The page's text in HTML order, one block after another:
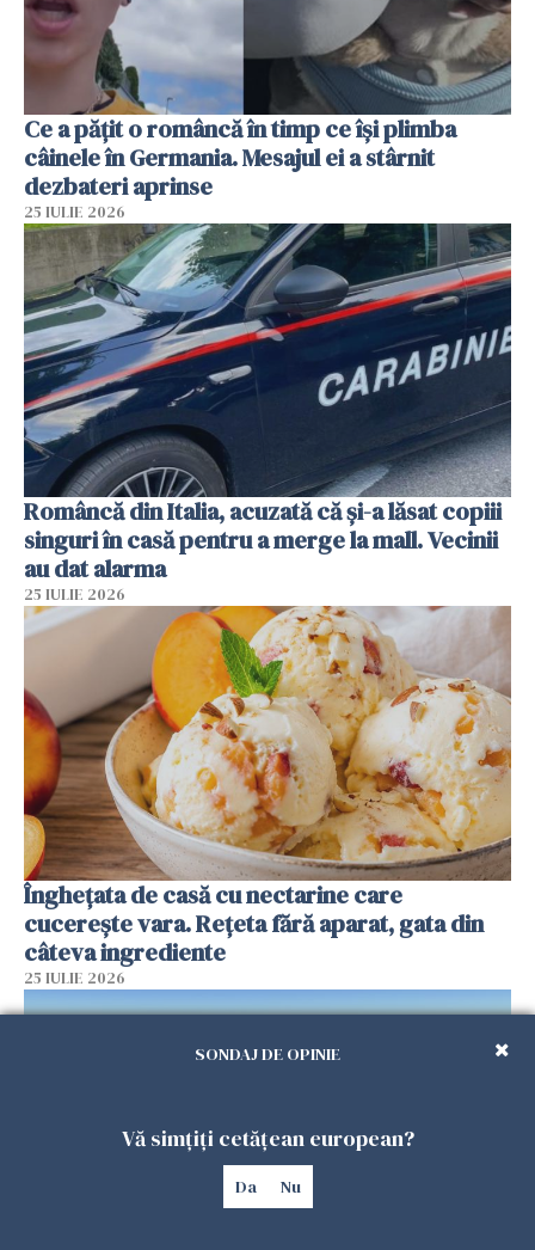
Ce a pățit o româncă în timp ce își plimba
câinele în Germania. Mesajul ei a stârnit
dezbateri aprinse
25 IULIE 2026
Româncă din Italia, acuzată că și-a lăsat copiii
singuri în casă pentru a merge la mall. Vecinii
au dat alarma
25 IULIE 2026
Înghețata de casă cu nectarine care
cucerește vara. Rețeta fără aparat, gata din
câteva ingrediente
25 IULIE 2026
SONDAJ DE OPINIE
Vă simțiți cetățean european?
Da Nu